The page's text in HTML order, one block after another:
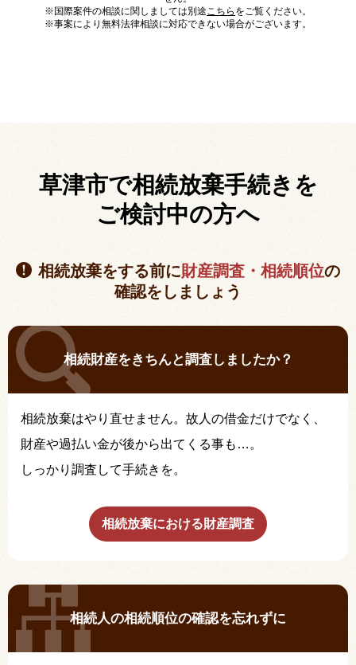
※国際案件の相談に関しましては別途こちら をご覧ください。
※事案により無料法律相談に対応できない場合がございます。
草津市で相続放棄手続きを
ご検討中の方へ
相続放棄をする前に財産調査・相続順位の
確認をしましょう
相続財産をきちんと調査しましたか？
相続放棄はやり直せません。故人の借金だけでなく、
財産や過払い金が後から出てくる事も…。
しっかり調査して手続きを。
相続放棄における財産調査
相続人の相続順位の確認を忘れずに